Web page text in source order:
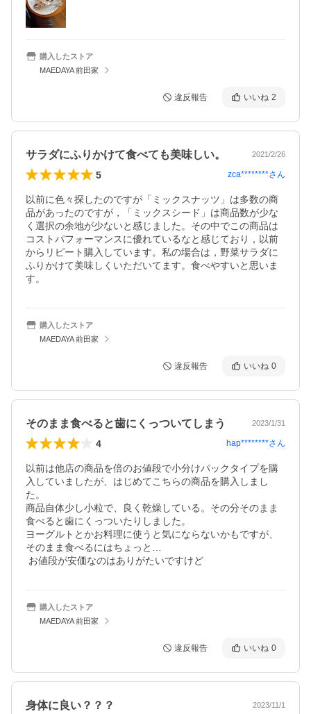
購入したストア
MAEDAYA 前田家
違反報告 いいね 2
サラダにふりかけて食べても美味しい。 2021/2/26
5 zca********さん
以前に色々探したのですが「ミックスナッツ」は多数の商
品があったのですが，「ミックスシード」は商品数が少な
く選択の余地が少ないと感じました。その中でこの商品は
コストパフォーマンスに優れているなと感じており，以前
からリピート購入しています。私の場合は，野菜サラダに
ふりかけて美味しくいただいてます。食べやすいと思いま
す。
購入したストア
MAEDAYA 前田家
違反報告 いいね 0
そのまま食べると歯にくっついてしまう 2023/1/31
4 hap********さん
以前は他店の商品を倍のお値段で小分けパックタイプを購
入していましたが、はじめてこちらの商品を購入しまし
た。
商品自体少し小粒で、良く乾燥している。その分そのまま
食べると歯にくっついたりしました。
ヨーグルトとかお料理に使うと気にならないかもですが、
そのまま食べるにはちょっと…
購入したストア
MAEDAYA 前田家
違反報告 いいね 0
身体に良い？？？ 2023/11/1